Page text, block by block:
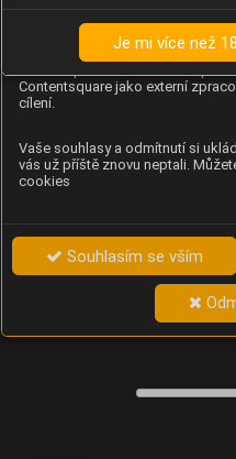
Analýza chování návštěvníků na
kliknutí, procházení stránek a
provozovateli e-shopu Betelné
Contentsquare jako externí
cílení.
Vaše souhlasy a odmítnutí si
vás už příště znovu neptali.
cookies
Souhlasím se vším
Je mi více než